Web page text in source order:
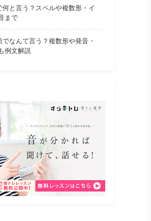
何と言う？スペルや複数形・イ
まで
なんて言う？複数形や発音・
例文解説